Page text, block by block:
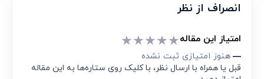
انصراف از نظر
امتیاز این مقاله★
★
★
★
★
— هنوز امتیازی ثبت نشده
قبل یا همراه با ارسال نظر، با کلیک روی ستاره‌ها به این مقاله